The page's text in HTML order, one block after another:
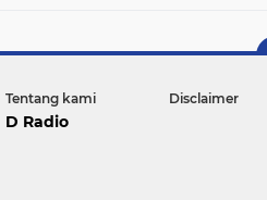
Tentang kami Disclaimer
D Radio